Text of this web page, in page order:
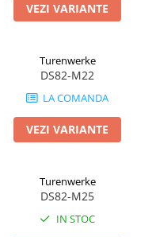
VEZI VARIANTE
Turenwerke
DS82-M22
LA COMANDA
VEZI VARIANTE
Turenwerke
DS82-M25
IN STOC